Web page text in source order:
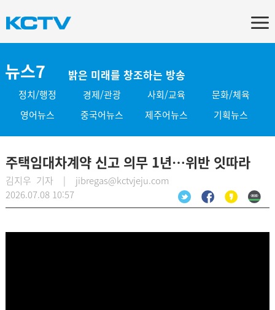
뉴스7 밝은 미래를 창조하는 방송
정치/행정 경제/관광 사회/교육
문화/체육
영어뉴스
중국어뉴스 제주어뉴스 기획뉴스
주택임대차계약 신고 의무 1년…위반 잇따라
김지우 기자 | jibregas@kctvjeju.com
2026.07.08 10:57